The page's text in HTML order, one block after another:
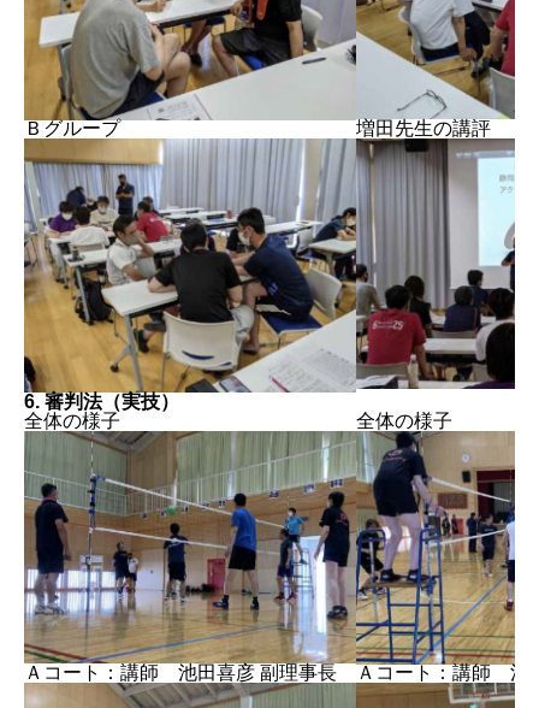
Ｂグループ 増田先生の講評
6. 審判法（実技）
全体の様子
全体の様子
Ａコート：講師 池田喜彦 副理事長 Ａコート：講師 池